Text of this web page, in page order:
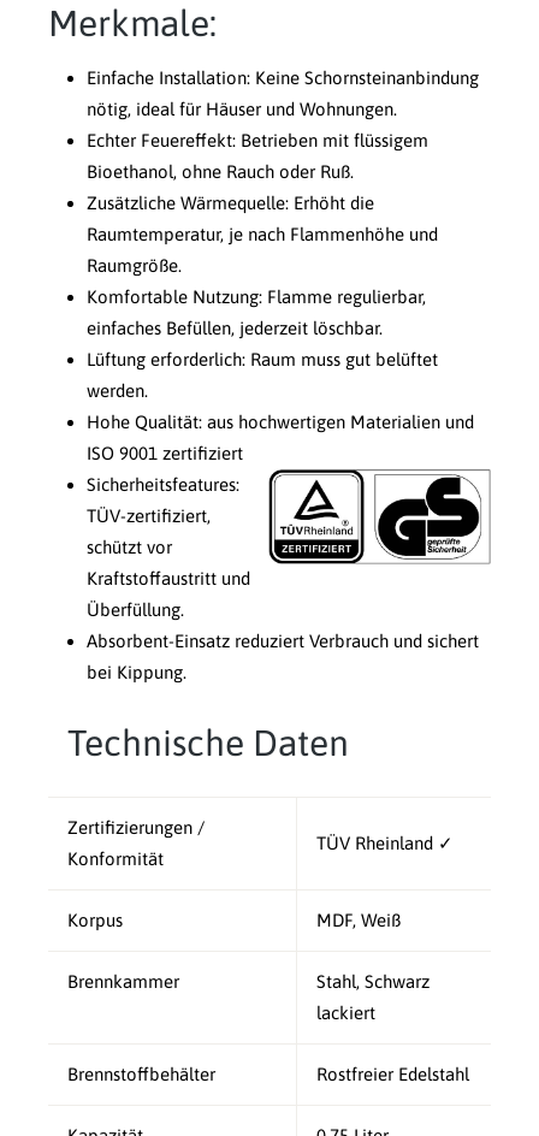
Merkmale:
Einfache Installation: Keine Schornsteinanbindung
nötig, ideal für Häuser und Wohnungen.
Echter Feuereffekt: Betrieben mit flüssigem
Bioethanol, ohne Rauch oder Ruß.
Zusätzliche Wärmequelle: Erhöht die
Raumtemperatur, je nach Flammenhöhe und
Raumgröße.
Komfortable Nutzung: Flamme regulierbar,
einfaches Befüllen, jederzeit löschbar.
Lüftung erforderlich: Raum muss gut belüftet
werden.
Hohe Qualität: aus hochwertigen Materialien und
ISO 9001 zertifiziert
Sicherheitsfeatures:
TÜV-zertifiziert,
schützt vor
Kraftstoffaustritt und
Überfüllung.
Absorbent-Einsatz reduziert Verbrauch und sichert
bei Kippung.
Technische Daten
Zertifizierungen /
Konformität
TÜV Rheinland ✓
Korpus MDF, Weiß
Brennkammer
Stahl, Schwarz
lackiert
Brennstoffbehälter Rostfreier Edelstahl